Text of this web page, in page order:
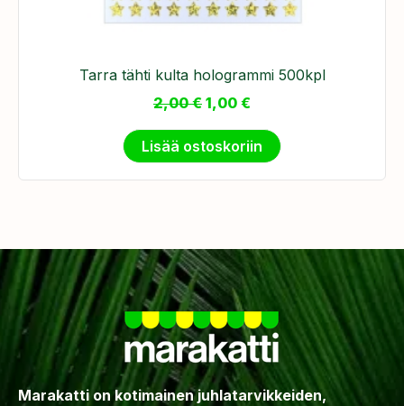
Tarra tähti kulta hologrammi 500kpl
2,00€ 1,00 €
Lisää ostoskoriin
Marakatti on kotimainen juhlatarvikkeiden,